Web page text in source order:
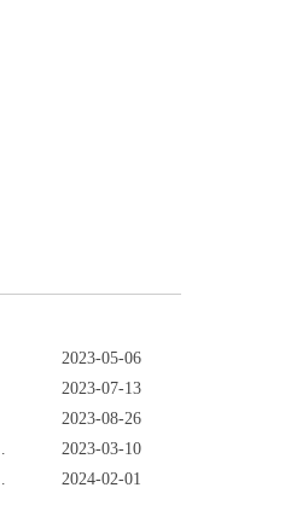
2023-05-06
2023-07-13
2023-08-26
2023-03-10
2024-02-01